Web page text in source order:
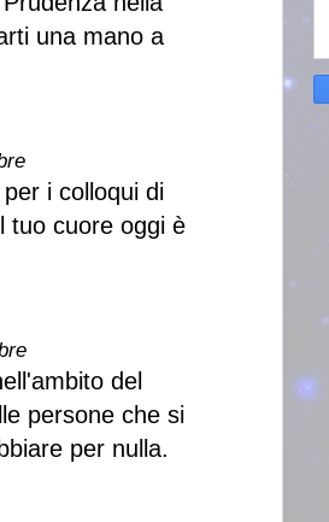
una mano a
i colloqui di
tuo cuore oggi è
del
persone che si
per nulla.